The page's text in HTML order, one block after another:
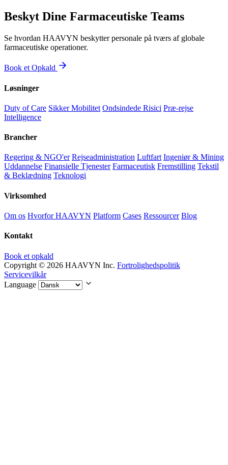
Beskyt Dine Farmaceutiske Teams
Se hvordan HAAVYN beskytter personale på tværs af globale
farmaceutiske operationer.
Book et Opkald
Løsninger
Duty of Care Sikker Mobilitet Ondsindede Risici Præ-rejse
Intelligence
Brancher
Regering & NGO'er Rejseadministration Luftfart Ingeniør & Mining
Uddannelse Finansielle Tjenester Farmaceutisk Fremstilling Tekstil
& Beklædning Teknologi
Virksomhed
Om os Hvorfor HAAVYN Platform Cases Ressourcer Blog
Kontakt
Book et opkald
Copyright © 2026 HAAVYN Inc. Fortrolighedspolitik
Servicevilkår
Language